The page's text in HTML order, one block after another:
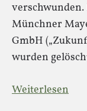
Münchner
GmbH
wurden
Weiterlesen